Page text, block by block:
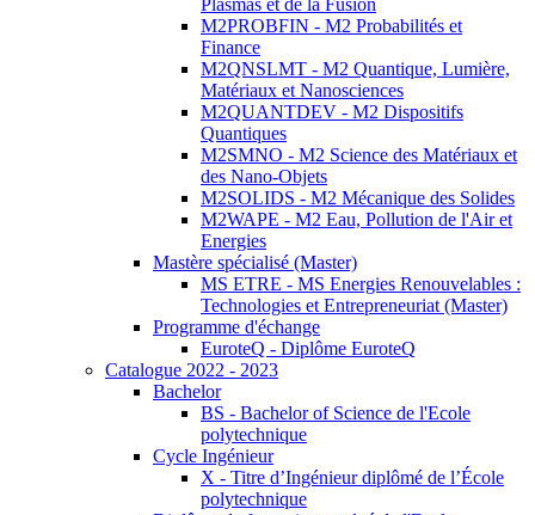
Plasmas et de la Fusion
M2PROBFIN - M2 Probabilités et
Finance
M2QNSLMT - M2 Quantique, Lumière,
Matériaux et Nanosciences
M2QUANTDEV - M2 Dispositifs
Quantiques
M2SMNO - M2 Science des Matériaux et
des Nano-Objets
M2SOLIDS - M2 Mécanique des Solides
M2WAPE - M2 Eau, Pollution de l'Air et
Energies
Mastère spécialisé (Master)
MS ETRE - MS Energies Renouvelables :
Technologies et Entrepreneuriat (Master)
Programme d'échange
EuroteQ - Diplôme EuroteQ
Catalogue 2022 - 2023
Bachelor
BS - Bachelor of Science de l'Ecole
polytechnique
Cycle Ingénieur
X - Titre d’Ingénieur diplômé de l’École
polytechnique